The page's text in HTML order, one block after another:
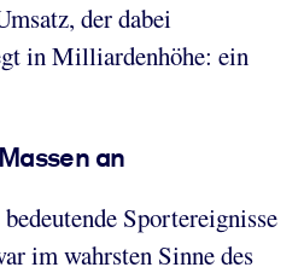
der dabei
in Milliardenhöhe: ein
an
Sportereignisse
im wahrsten Sinne des